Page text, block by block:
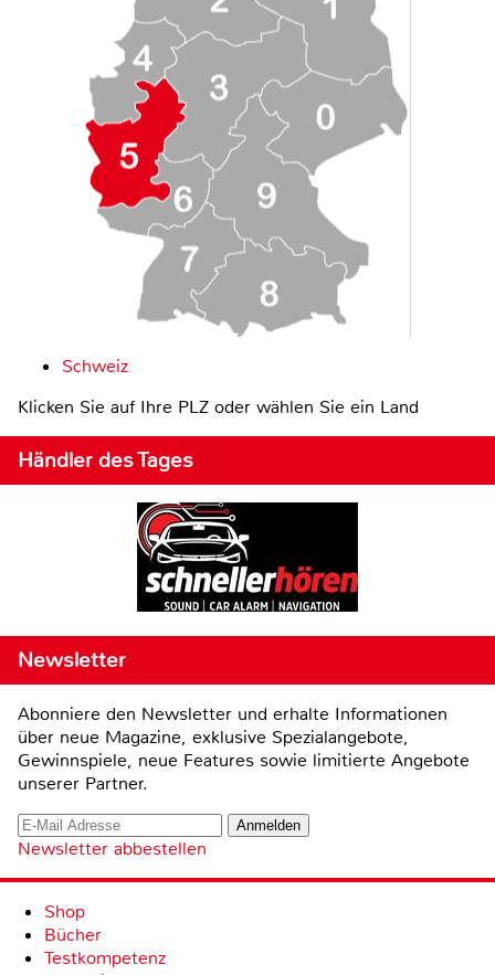
Schweiz
Klicken Sie auf Ihre PLZ oder wählen Sie ein Land
Händler des Tages
Newsletter
Abonniere den Newsletter und erhalte Informationen
über neue Magazine, exklusive Spezialangebote,
Gewinnspiele, neue Features sowie limitierte Angebote
unserer Partner.
Newsletter abbestellen
Shop
Bücher
Testkompetenz